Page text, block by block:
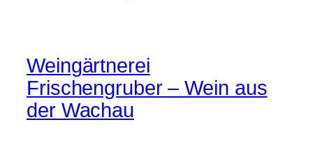
Weingärtnerei
Frischengruber – Wein aus
der Wachau